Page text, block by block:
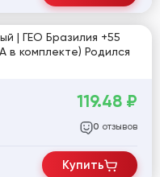
| ГЕО Бразилия +55
в комплекте) Родился
119.48 ₽
0 отзывов
Купить